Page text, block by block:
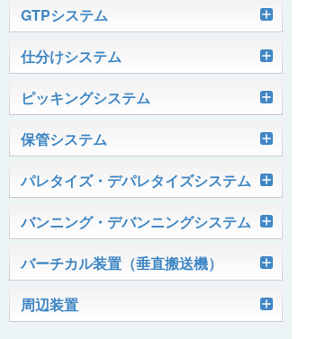
軽搬送コンベヤ
ベルコンミニ
ファインコンベヤ
マグネット駆動コンベヤ
ジャブコン®
プラスチックベルトコンベヤ
オークラ キャリーライン®
ケース搬送コンベヤ
ユニコンV
ユニコンJr
クールコンベヤ®Ⅱ
チェーン駆動ローラコンベヤ
チェーン駆動ローラ単体
パレットコンベヤ
グラビティコンベヤ
ローラコンベヤ
ホイールコンベヤ
フリーカーブコンベヤ
モータローラ＆コンベヤ
モータローラ単体
モータローラコンベヤ
マテハン機器
オークラホッパー
ポータブルクレーン
OKベルコン（スタンダードタイプ）
生産終了品
GTPシステム
Skypod®（スカイポッド）
AGVシステム
OKURUN® /TW300
仕分けシステム
ユニソーター
ハイスピードソーター
ディスクソーター
アングルソーター
クロスベルトソーター（汎用タイプ）
ピッキングシステム
PTIシステム
ピカトルシリーズ
HASS（ハズ）シリーズ
ピックティーチャシステム
バラピッキングロボットシステム
保管システム
Quick Shuttle®
パレタイズ・デパレタイズシステム
ロボットパレタイザ
ロボットパレタイザAi1800Ⅱ-C
ロボットパレタイザAi1800Ⅱ
ビジョンパレタイズシステム
ビジョンデパレタイズシステム
バンニング・デバンニングシステム
トラックローダ「TL-2P」
伸縮ベルトコンベヤ
バーチカル装置（垂直搬送機）
ミニパーフェ® / VCS-Z
周辺装置